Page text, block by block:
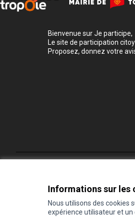
Informations sur les
Nous utilisons des cookies
expérience utilisateur et un
Bienvenue sur Je participe,
Le site de participation
Proposez, donnez votre